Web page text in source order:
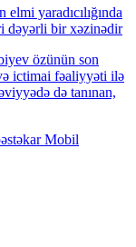
yaradıcılığında
dəyərli bir xəzinədir
özünün son
ictimai fəaliyyəti ilə
də tanınan,
Mobil